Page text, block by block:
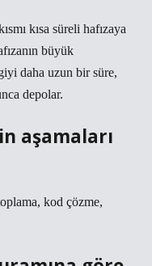
kısa süreli hafızaya
büyük
daha uzun bir süre,
depolar.
aşamaları
kod çözme,